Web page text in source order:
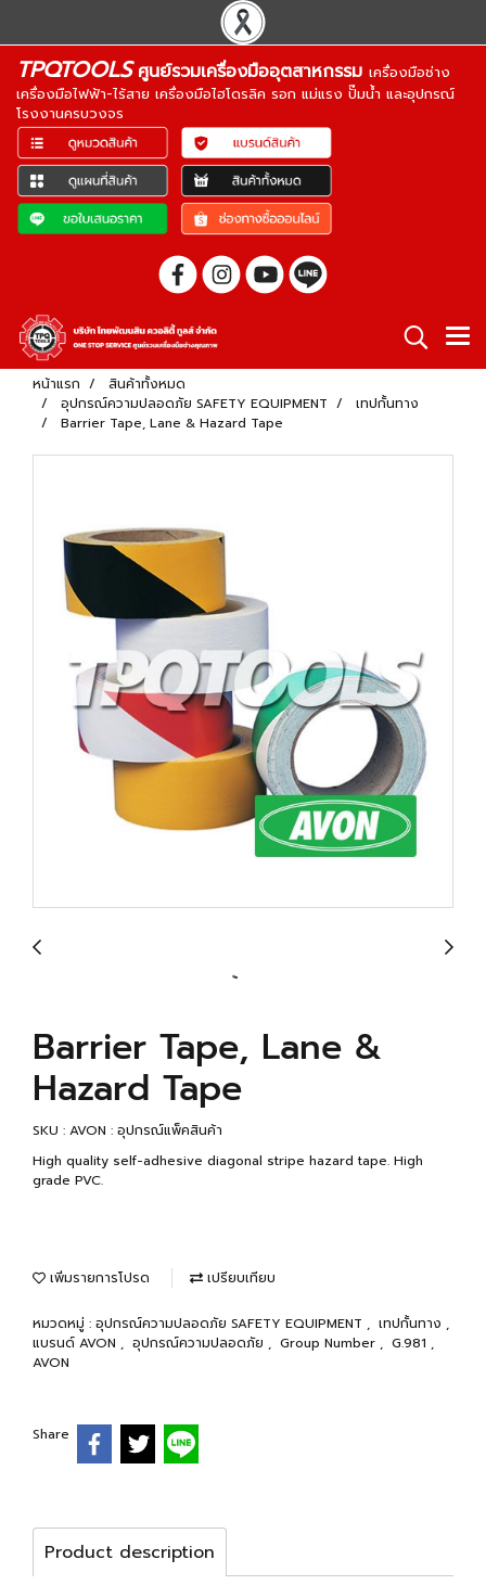
TPQTOOLSศูนย์รวมเครื่องมืออุตสาหกรรม เครื่องมือช่าง
เครื่องมือไฟฟ้า-ไร้สาย เครื่องมือไฮโดรลิค รอก แม่แรง ปั๊มน้ำ และอุปกรณ์
โรงงานครบวงจร
หน้าแรก
สินค้าทั้งหมด
อุปกรณ์ความปลอดภัย SAFETY EQUIPMENT
เทปกั้นทาง
Barrier Tape, Lane & Hazard Tape
Barrier Tape, Lane &
Hazard Tape
SKU : AVON : อุปกรณ์แพ็คสินค้า
High quality self-adhesive diagonal stripe hazard tape. High
grade PVC.
เพิ่มรายการโปรด เปรียบเทียบ
หมวดหมู่ : อุปกรณ์ความปลอดภัย SAFETY EQUIPMENT , เทปกั้นทาง ,
แบรนด์ AVON , อุปกรณ์ความปลอดภัย , Group Number , G.981 ,
AVON
Share
Product description